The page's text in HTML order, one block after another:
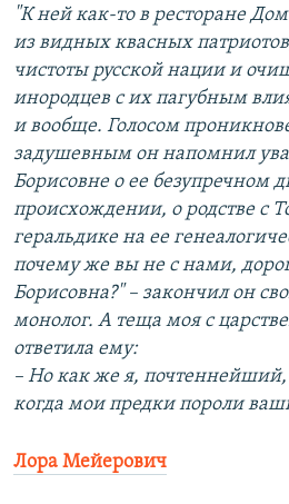
"К ней как-то в ресторане
из видных квасных
чистоты русской нации и
инородцев с их пагубным
и вообще. Голосом
задушевным он напомнил
Борисовне о ее безупречном
происхождении, о родстве с
геральдике на ее
почему же вы не с нами,
Борисовна?" – закончил он
монолог. А теща моя с
ответила ему:
– Но как же я,
когда мои предки пороли
Лора Мейерович